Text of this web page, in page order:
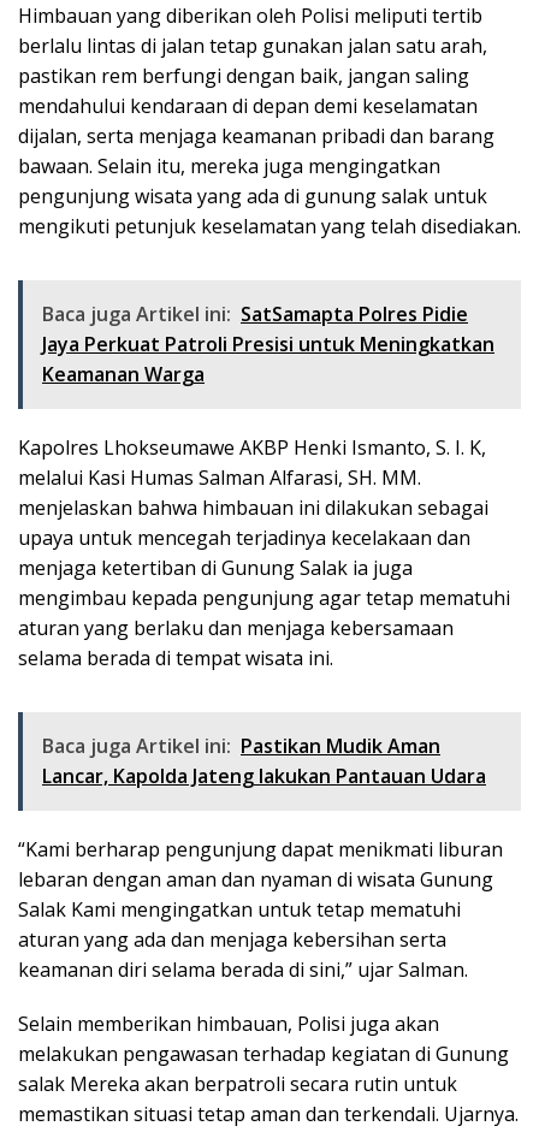
Himbauan yang diberikan oleh Polisi meliputi tertib
berlalu lintas di jalan tetap gunakan jalan satu arah,
pastikan rem berfungi dengan baik, jangan saling
mendahului kendaraan di depan demi keselamatan
dijalan, serta menjaga keamanan pribadi dan barang
bawaan. Selain itu, mereka juga mengingatkan
pengunjung wisata yang ada di gunung salak untuk
mengikuti petunjuk keselamatan yang telah disediakan.
Baca juga Artikel ini: SatSamapta Polres Pidie
Jaya Perkuat Patroli Presisi untuk Meningkatkan
Keamanan Warga
Kapolres Lhokseumawe AKBP Henki Ismanto, S. I. K,
melalui Kasi Humas Salman Alfarasi, SH. MM.
menjelaskan bahwa himbauan ini dilakukan sebagai
upaya untuk mencegah terjadinya kecelakaan dan
menjaga ketertiban di Gunung Salak ia juga
mengimbau kepada pengunjung agar tetap mematuhi
aturan yang berlaku dan menjaga kebersamaan
selama berada di tempat wisata ini.
Baca juga Artikel ini: Pastikan Mudik Aman
Lancar, Kapolda Jateng lakukan Pantauan Udara
“Kami berharap pengunjung dapat menikmati liburan
lebaran dengan aman dan nyaman di wisata Gunung
Salak Kami mengingatkan untuk tetap mematuhi
aturan yang ada dan menjaga kebersihan serta
keamanan diri selama berada di sini,” ujar Salman.
Selain memberikan himbauan, Polisi juga akan
melakukan pengawasan terhadap kegiatan di Gunung
salak Mereka akan berpatroli secara rutin untuk
memastikan situasi tetap aman dan terkendali. Ujarnya.